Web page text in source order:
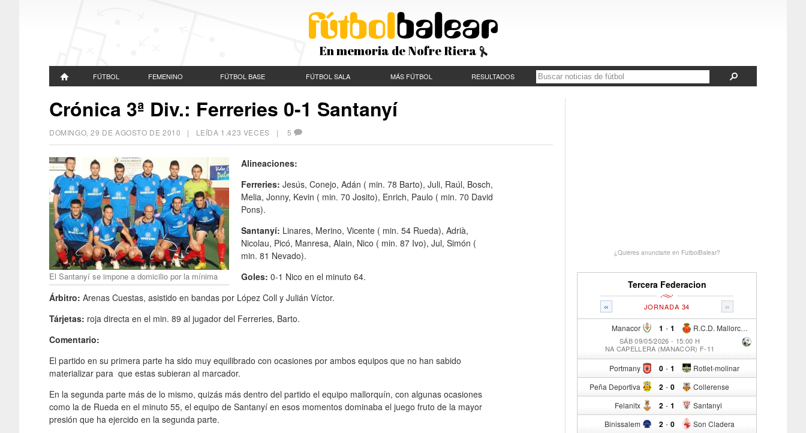
En memoria de Nofre Riera
FÚTBOL FEMENINO FÚTBOL BASE FÚTBOL SALA MÁS FÚTBOL RESULTADOS
Crónica 3ª Div.: Ferreries 0-1 Santanyí
DOMINGO, 29 DE AGOSTO DE 2010 | LEÍDA 1.423 VECES | 5
El Santanyí se impone a domicilio por la mínima
Alineaciones:
Ferreries: Jesús, Conejo, Adán ( min. 78 Barto), Juli, Raúl, Bosch,
Melia, Jonny, Kevin ( min. 70 Josito), Enrich, Paulo ( min. 70 David
Pons).
Santanyí: Linares, Merino, Vicente ( min. 54 Rueda), Adrià,
Nicolau, Picó, Manresa, Alain, Nico ( min. 87 Ivo), Jul, Simón (
min. 81 Nevado).
Goles: 0-1 Nico en el minuto 64.
Árbitro: Arenas Cuestas, asistido en bandas por López Coll y Julián Víctor.
Tárjetas: roja directa en el min. 89 al jugador del Ferreries, Barto.
Comentario:
El partido en su primera parte ha sido muy equilibrado con ocasiones por ambos equipos que no han sabido
materializar para que estas subieran al marcador.
En la segunda parte más de lo mismo, quizás más dentro del partido el equipo mallorquín, con algunas ocasiones
como la de Rueda en el minuto 55, el equipo de Santanyí en esos momentos dominaba el juego fruto de la mayor
presión que ha ejercido en la segunda parte.
¿Quieres anunciarte en FutbolBalear?
Tercera Federacion
« »
JORNADA 34
Manacor 1 - R.C.D. Mallorca Sad "B"
1
SÁB 09/05/2026 - 15:00 H
NA CAPELLERA (MANACOR) F-11
Portmany 0 - Rotlet-molinar
1
Peña Deportiva 2 - Collerense
0
Felanitx 2 - Santanyi
1
Binissalem 2 - Son Cladera
0